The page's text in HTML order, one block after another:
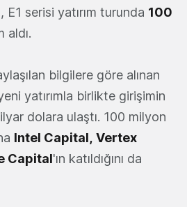
serisi yatırım turunda 100
aldı.
bilgilere göre alınan
yatırımla birlikte girişimin
dolara ulaştı. 100 milyon
Intel Capital, Vertex
Capital'ın katıldığını da